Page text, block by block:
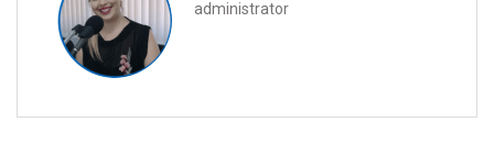
administrator